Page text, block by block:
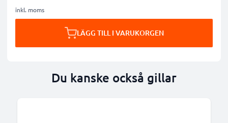
inkl. moms
LÄGG TILL I VARUKORGEN
Du kanske också gillar